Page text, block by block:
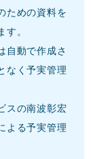
ための資料を
。
自動で作成さ
なく予実管理
スの南波彰宏
よる予実管理